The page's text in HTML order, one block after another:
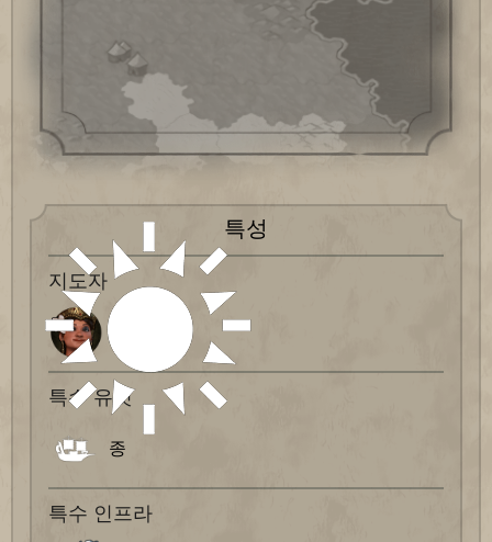
특성
지도자
특수 유닛
종
특수 인프라